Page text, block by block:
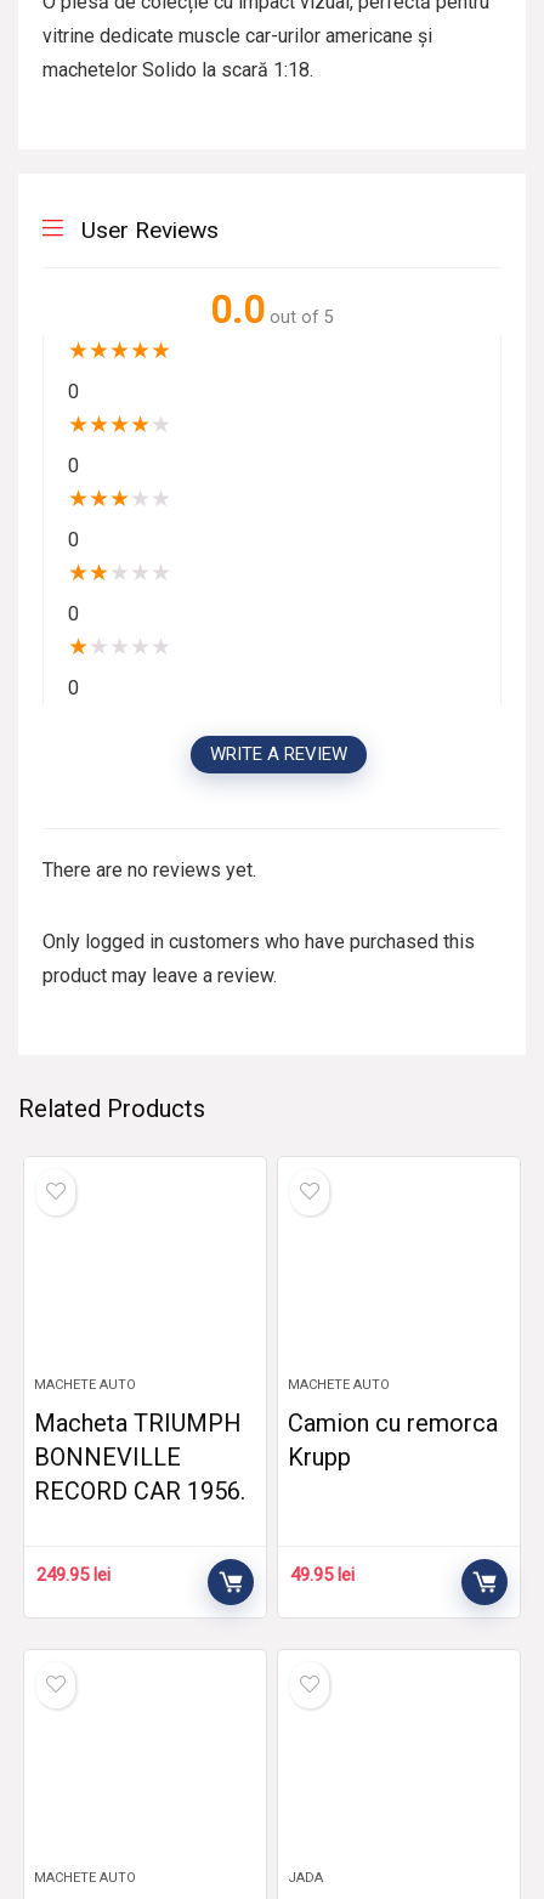
vitrine dedicate muscle car-urilor americane și
machetelor Solido la scară 1:18.
User Reviews
0.0 out of 5
★★★★★
0
★★★★★
0
★★★★ ★
0
★★★ ★ ★
0
★★ ★ ★ ★
0
WRITE A REVIEW
There are no reviews yet.
Only logged in customers who have purchased this
product may leave a review.
Related Products
MACHETE AUTO
Macheta TRIUMPH
BONNEVILLE
RECORD CAR 1956.
249.95 lei
MACHETE AUTO
Camion cu remorca
Krupp
49.95 lei
MACHETE AUTO JADA